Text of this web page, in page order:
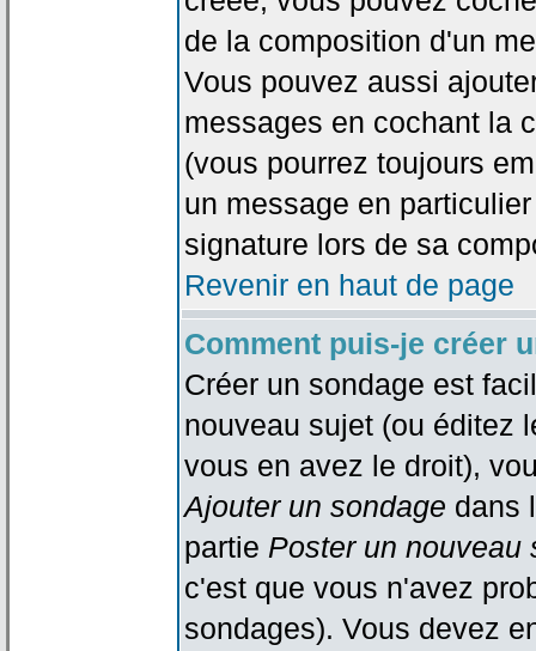
de la composition d'un
Vous pouvez aussi
messages en cochant la
(vous pourrez toujours
un message en
signature lors de sa
Revenir en haut de page
Comment puis-je créer
Créer un sondage est
nouveau sujet (ou éditez
vous en avez le droit),
Ajouter un sondage dans
partie Poster un nouveau
c'est que vous n'avez
sondages). Vous devez